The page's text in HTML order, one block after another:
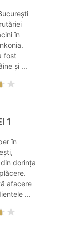
în
fost
și ...
1
în
dorința
afacere
...